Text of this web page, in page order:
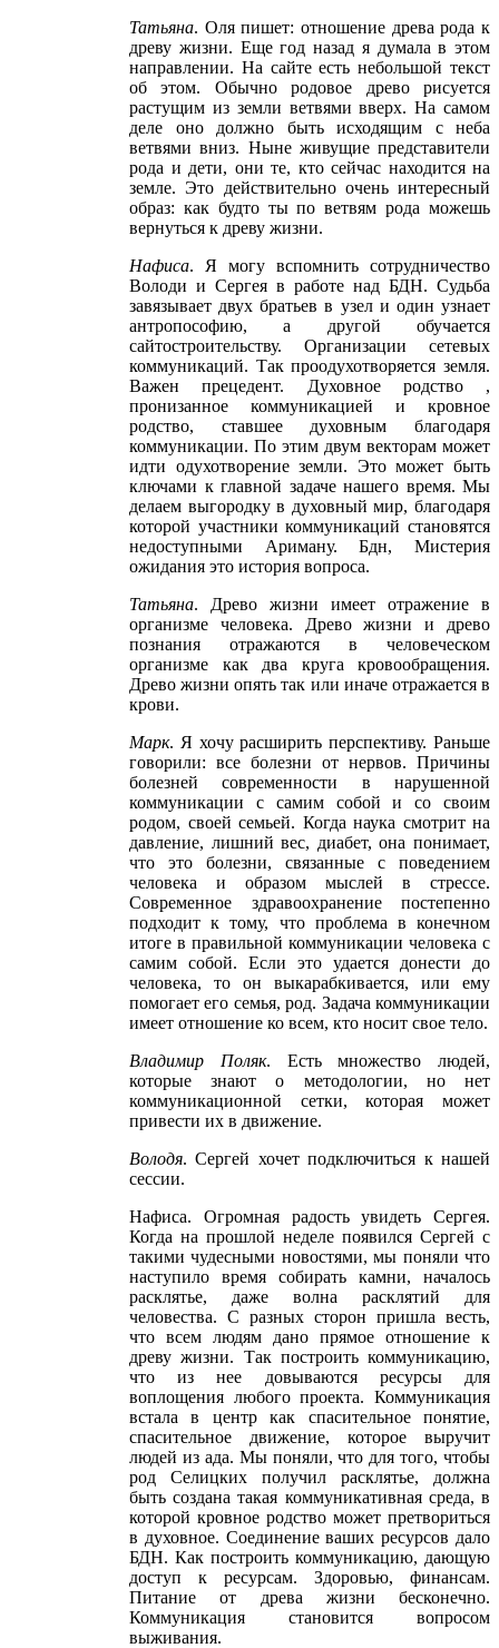
Татьяна. Оля пишет: отношение древа рода к
древу жизни. Еще год назад я думала в этом
направлении. На сайте есть небольшой текст
об этом. Обычно родовое древо рисуется
растущим из земли ветвями вверх. На самом
деле оно должно быть исходящим с неба
ветвями вниз. Ныне живущие представители
рода и дети, они те, кто сейчас находится на
земле. Это действительно очень интересный
образ: как будто ты по ветвям рода можешь
вернуться к древу жизни.
Нафиса. Я могу вспомнить сотрудничество
Володи и Сергея в работе над БДН. Судьба
завязывает двух братьев в узел и один узнает
антропософию, а другой обучается
сайтостроительству. Организации сетевых
коммуникаций. Так проодухотворяется земля.
Важен прецедент. Духовное родство ,
пронизанное коммуникацией и кровное
родство, ставшее духовным благодаря
коммуникации. По этим двум векторам может
идти одухотворение земли. Это может быть
ключами к главной задаче нашего время. Мы
делаем выгородку в духовный мир, благодаря
которой участники коммуникаций становятся
недоступными Ариману. Бдн, Мистерия
ожидания это история вопроса.
Татьяна. Древо жизни имеет отражение в
организме человека. Древо жизни и древо
познания отражаются в человеческом
организме как два круга кровообращения.
Древо жизни опять так или иначе отражается в
крови.
Марк. Я хочу расширить перспективу. Раньше
говорили: все болезни от нервов. Причины
болезней современности в нарушенной
коммуникации с самим собой и со своим
родом, своей семьей. Когда наука смотрит на
давление, лишний вес, диабет, она понимает,
что это болезни, связанные с поведением
человека и образом мыслей в стрессе.
Современное здравоохранение постепенно
подходит к тому, что проблема в конечном
итоге в правильной коммуникации человека с
самим собой. Если это удается донести до
человека, то он выкарабкивается, или ему
помогает его семья, род. Задача коммуникации
имеет отношение ко всем, кто носит свое тело.
Владимир Поляк. Есть множество людей,
которые знают о методологии, но нет
коммуникационной сетки, которая может
привести их в движение.
Володя. Сергей хочет подключиться к нашей
сессии.
Нафиса. Огромная радость увидеть Сергея.
Когда на прошлой неделе появился Сергей с
такими чудесными новостями, мы поняли что
наступило время собирать камни, началось
расклятье, даже волна расклятий для
человества. С разных сторон пришла весть,
что всем людям дано прямое отношение к
древу жизни. Так построить коммуникацию,
что из нее довываются ресурсы для
воплощения любого проекта. Коммуникация
встала в центр как спасительное понятие,
спасительное движение, которое выручит
людей из ада. Мы поняли, что для того, чтобы
род Селицких получил расклятье, должна
быть создана такая коммуникативная среда, в
которой кровное родство может претвориться
в духовное. Соединение ваших ресурсов дало
БДН. Как построить коммуникацию, дающую
доступ к ресурсам. Здоровью, финансам.
Питание от древа жизни бесконечно.
Коммуникация становится вопросом
выживания.